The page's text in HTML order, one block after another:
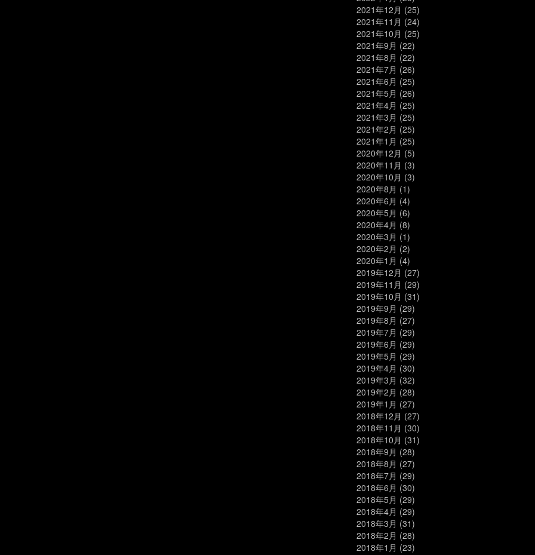
2021年12月 (25)
2021年11月 (24)
2021年10月 (25)
2021年9月 (22)
2021年8月 (22)
2021年7月 (26)
2021年6月 (25)
2021年5月 (26)
2021年4月 (25)
2021年3月 (25)
2021年2月 (25)
2021年1月 (25)
2020年12月 (5)
2020年11月 (3)
2020年10月 (3)
2020年8月 (1)
2020年6月 (4)
2020年5月 (6)
2020年4月 (8)
2020年3月 (1)
2020年2月 (2)
2020年1月 (4)
2019年12月 (27)
2019年11月 (29)
2019年10月 (31)
2019年9月 (29)
2019年8月 (27)
2019年7月 (29)
2019年6月 (29)
2019年5月 (29)
2019年4月 (30)
2019年3月 (32)
2019年2月 (28)
2019年1月 (27)
2018年12月 (27)
2018年11月 (30)
2018年10月 (31)
2018年9月 (28)
2018年8月 (27)
2018年7月 (29)
2018年6月 (30)
2018年5月 (29)
2018年4月 (29)
2018年3月 (31)
2018年2月 (28)
2018年1月 (23)